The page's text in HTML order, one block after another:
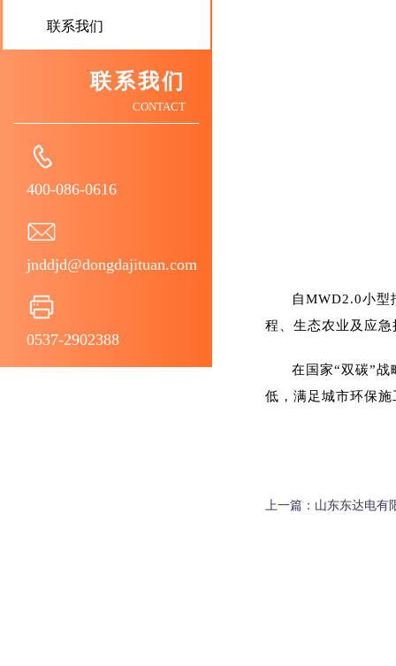
联系我们
联系我们
CONTACT
400-086-0616
jnddjd@dongdajituan.com
0537-2902388
自MWD2.0小型
程、生态农业及应
在国家“双碳”
低，满足城市环保
上一篇： 山东东达电有